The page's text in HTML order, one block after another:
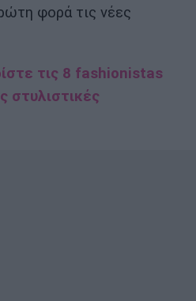
φορά τις νέες
τις 8 fashionistas
στυλιστικές